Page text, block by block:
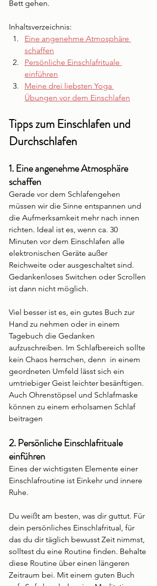
Bett gehen.
Inhaltsverzeichnis:
Eine angenehme Atmosphäre
schaffen
Persönliche Einschlafrituale
einführen
Meine drei liebsten Yoga
Übungen vor dem Einschlafen
Tipps zum Einschlafen und
Durchschlafen
1. Eine angenehme Atmosphäre
schaffen
Gerade vor dem Schlafengehen
müssen wir die Sinne entspannen und
die Aufmerksamkeit mehr nach innen
richten. Ideal ist es, wenn ca. 30
Minuten vor dem Einschlafen alle
elektronischen Geräte außer
Reichweite oder ausgeschaltet sind.
Gedankenloses Switchen oder Scrollen
ist dann nicht möglich.
Viel besser ist es, ein gutes Buch zur
Hand zu nehmen oder in einem
Tagebuch die Gedanken
aufzuschreiben. Im Schlafbereich sollte
kein Chaos herrschen, denn  in einem
geordneten Umfeld lässt sich ein
umtriebiger Geist leichter besänftigen.
Auch Ohrenstöpsel und Schlafmaske
können zu einem erholsamen Schlaf
beitragen
2. Persönliche Einschlafrituale
einführen
Eines der wichtigsten Elemente einer
Einschlafroutine ist Einkehr und innere
Ruhe.
Du weißt am besten, was dir guttut. Für
dein persönliches Einschlafritual, für
das du dir täglich bewusst Zeit nimmst,
solltest du eine Routine finden. Behalte
diese Routine über einen längeren
Zeitraum bei. Mit einem guten Buch